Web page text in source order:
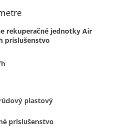
rekuperačné jednotky Air
príslušenstvo
plastový
príslušenstvo